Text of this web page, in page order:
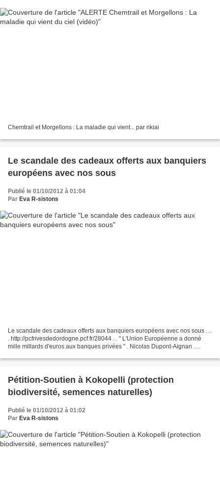
Chemtrail et Morgellons : La maladie qui vient... par rikiai
Le scandale des cadeaux offerts aux banquiers
européens avec nos sous
Publié le 01/10/2012 à 01:04
Par Eva R-sistons
Le scandale des cadeaux offerts aux banquiers européens avec nos sous . ..
. http://pcfrivesdedordogne.pcf.fr/28044 . . " L'Union Européenne a donné
mille millards d'euros aux banques privées " . Nicolas Dupont-Aignan .
Pétition-Soutien à Kokopelli (protection
biodiversité, semences naturelles)
Publié le 01/10/2012 à 01:02
Par Eva R-sistons